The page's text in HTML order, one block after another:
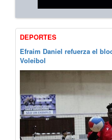
DEPORTES
Efraim Daniel refuerza el
Voleibol